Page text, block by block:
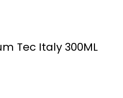
Tec Italy 300ML